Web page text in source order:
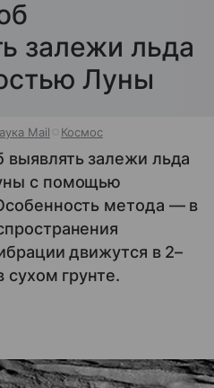
залежи льда
Луны
Mail Космос
залежи льда
с помощью
метода — в
движутся в 2–
сухом грунте.